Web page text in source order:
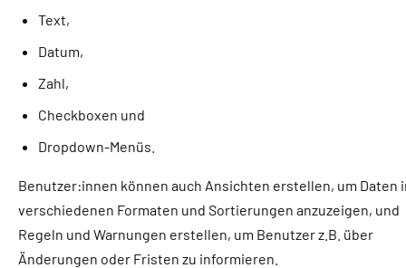
Text,
Datum,
Zahl,
Checkboxen und
Dropdown-Menüs.
Benutzer:innen können auch Ansichten erstellen, um Daten
verschiedenen Formaten und Sortierungen anzuzeigen, und
Regeln und Warnungen erstellen, um Benutzer z.B. über
Änderungen oder Fristen zu informieren.